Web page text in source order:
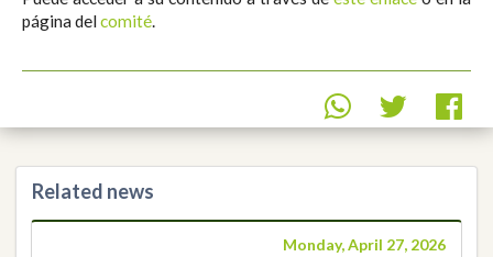
página delcomité
Related news
Monday, April 27, 2026